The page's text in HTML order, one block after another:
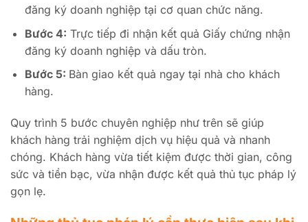
đăng ký doanh nghiệp tại cơ quan chức năng.
Bước 4: Trực tiếp đi nhận kết quả Giấy chứng nhận
đăng ký doanh nghiệp và dấu tròn.
Bước 5: Bàn giao kết quả ngay tại nhà cho khách
hàng.
Quy trình 5 bước chuyên nghiệp như trên sẽ giúp
khách hàng trải nghiệm dịch vụ hiệu quả và nhanh
chóng. Khách hàng vừa tiết kiệm được thời gian, công
sức và tiền bạc, vừa nhận được kết quả thủ tục pháp lý
gọn lẹ.